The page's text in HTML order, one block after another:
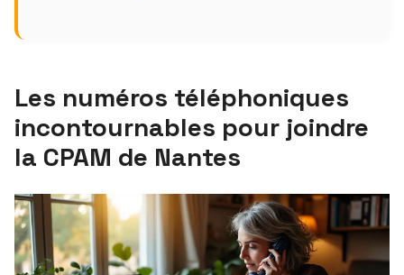
Les numéros téléphoniques
incontournables pour joindre
la CPAM de Nantes